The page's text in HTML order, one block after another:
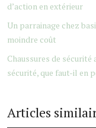
d’action en extérieur
Un parrainage chez
moindre coût
Chaussures de
sécurité, que faut-il en
Articles